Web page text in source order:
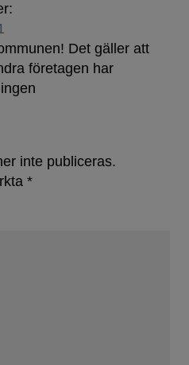
Det gäller att
företagen har
inte publiceras.
*